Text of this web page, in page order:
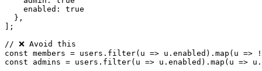
enabled: true
},
];
// ❌ Avoid this
const members = users.filter(u => u.enabled).map(u =>
const admins = users.filter(u => u.enabled).map(u =>